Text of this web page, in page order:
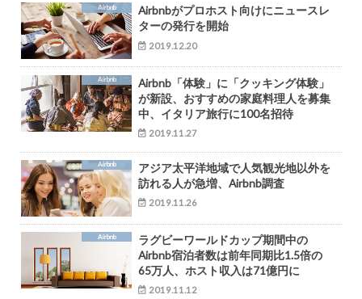
Airbnb
Airbnbがプロホスト向けにニュースレ
ターの発行を開始
2019.12.20
Airbnb
Airbnb「体験」に「クッキング体験」
が新設、おすすめの家庭料理人を募集
中、イタリア旅行に100名招待
2019.11.27
Airbnb
アジア太平洋地域で人気観光地以外を
訪れる人が急増、Airbnb調査
2019.11.26
Airbnb
ラグビーワールドカップ期間中の
Airbnb宿泊者数は前年同期比1.5倍の
65万人、ホスト収入は71億円に
2019.11.12